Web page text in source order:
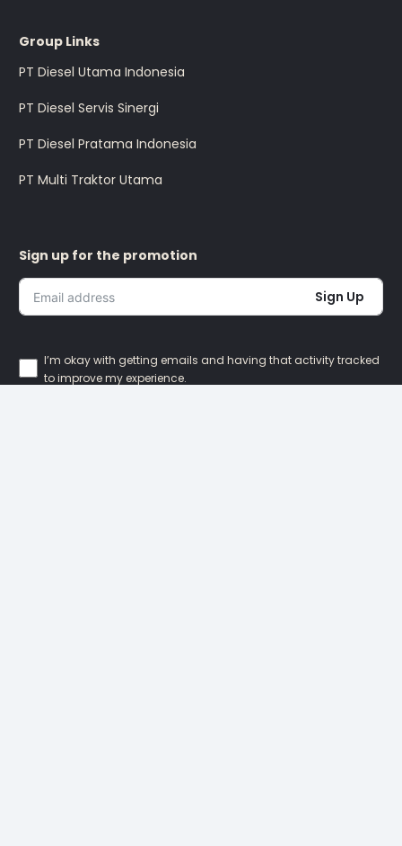
Group Links
PT Diesel Utama Indonesia
PT Diesel Servis Sinergi
PT Diesel Pratama Indonesia
PT Multi Traktor Utama
Sign up for the promotion
Sign Up
I’m okay with getting emails and having that activity tracked
to improve my experience.